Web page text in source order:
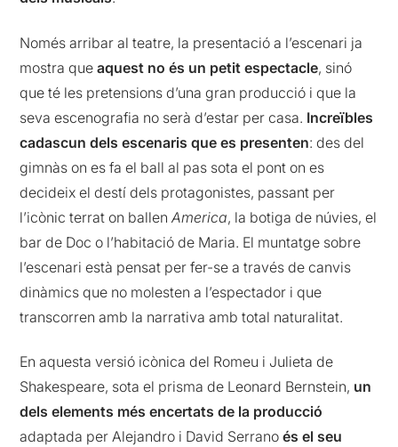
Només arribar al teatre, la presentació a l’escenari ja
mostra queaquest no és un petit espectacle, sinó
que té les pretensions d’una gran producció i que la
seva escenografia no serà d’estar per casa. Increïbles
cadascun dels escenaris que es presenten: des del
gimnàs on es fa el ball al pas sota el pont on es
decideix el destí dels protagonistes, passant per
l’icònic terrat on ballenAmerica, la botiga de núvies, el
bar de Doc o l’habitació de Maria. El muntatge sobre
l’escenari està pensat per fer-se a través de canvis
dinàmics que no molesten a l’espectador i que
transcorren amb la narrativa amb total naturalitat.
En aquesta versió icònica del Romeu i Julieta de
Shakespeare, sota el prisma de Leonard Bernstein, un
dels elements més encertats de la producció
adaptada per Alejandro i David Serranoés el seu